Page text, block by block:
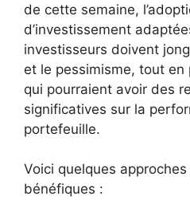
de cette semaine,
d’investissement
investisseurs doivent
et le pessimisme, tout
qui pourraient avoir des
significatives sur la
portefeuille.
Voici quelques
bénéfiques :